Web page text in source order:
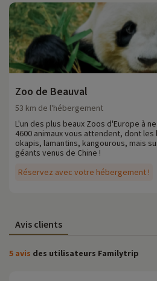
Zoo de Beauval
Réservez avec votre hébergement !
53 km de l'hébergement
L'un des plus beaux Zoos d'Europe à
4600 animaux vous attendent, dont
okapis, lamantins, kangourous, mais
géants venus de Chine !
Avis clients
5 avis des utilisateurs Familytrip